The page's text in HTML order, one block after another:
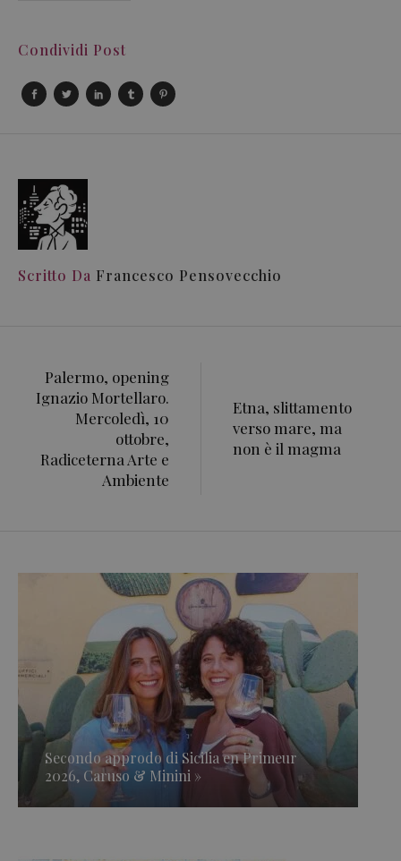
Condividi Post
Scritto Da Francesco Pensovecchio
Palermo, opening
Ignazio Mortellaro.
Mercoledì, 10
ottobre,
Radiceterna Arte e
Ambiente
Etna, slittamento
verso mare, ma
non è il magma
Secondo approdo di Sicilia en Primeur
2026, Caruso & Minini »